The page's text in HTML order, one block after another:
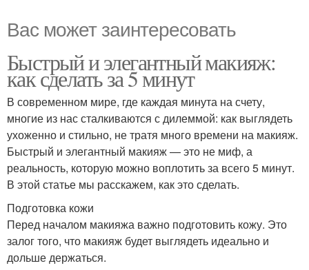
Вас может заинтересовать
Быстрый и элегантный макияж:
как сделать за 5 минут
В современном мире, где каждая минута на счету,
многие из нас сталкиваются с дилеммой: как выглядеть
ухоженно и стильно, не тратя много времени на макияж.
Быстрый и элегантный макияж — это не миф, а
реальность, которую можно воплотить за всего 5 минут.
В этой статье мы расскажем, как это сделать.
Подготовка кожи
Перед началом макияжа важно подготовить кожу. Это
залог того, что макияж будет выглядеть идеально и
дольше держаться.